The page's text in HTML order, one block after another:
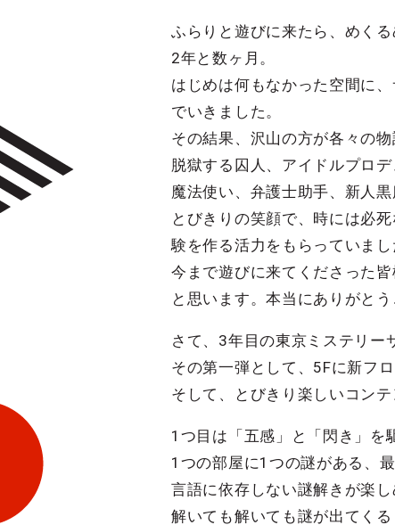
ふらりと遊びに来たら、めく
2年と数ヶ月。
はじめは何もなかった空間に
でいきました。
その結果、沢山の方が各々の
脱獄する囚人、アイドルプロ
魔法使い、弁護士助手、新人
とびきりの笑顔で、時には必
験を作る活力をもらっていまし
今まで遊びに来てくださった
と思います。本当にありがとう
さて、3年目の東京ミステリー
その第一弾として、5Fに新フ
そして、とびきり楽しいコン
1つ目は「五感」と「閃き」を
1つの部屋に1つの謎がある、
言語に依存しない謎解きが楽
解いても解いても謎が出てく